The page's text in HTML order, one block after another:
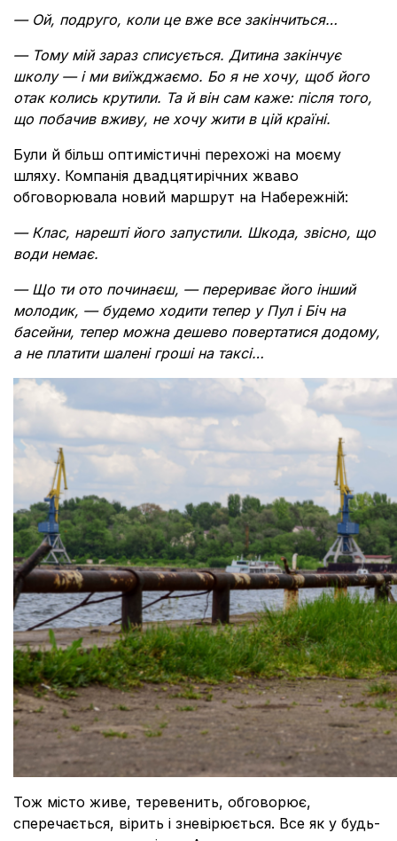
— Ой, подруго, коли це вже все закінчиться…
— Тому мій зараз списується. Дитина закінчує
школу — і ми виїжджаємо. Бо я не хочу, щоб його
отак колись крутили. Та й він сам каже: після того,
що побачив вживу, не хочу жити в цій країні.
Були й більш оптимістичні перехожі на моєму
шляху. Компанія двадцятирічних жваво
обговорювала новий маршрут на Набережній:
— Клас, нарешті його запустили. Шкода, звісно, що
води немає.
— Що ти ото починаєш, — перериває його інший
молодик, — будемо ходити тепер у Пул і Біч на
басейни, тепер можна дешево повертатися додому,
а не платити шалені гроші на таксі…
Тож місто живе, теревенить, обговорює,
сперечається, вірить і зневірюється. Все як у будь-